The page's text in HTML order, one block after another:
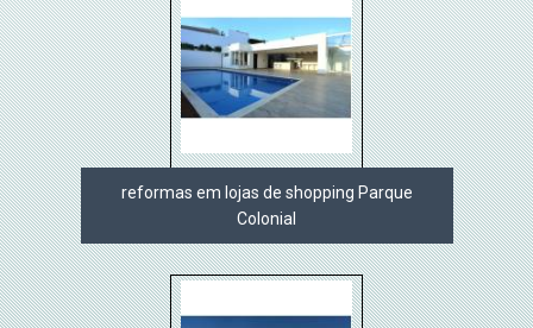
reformas em lojas de shopping Parque
Colonial